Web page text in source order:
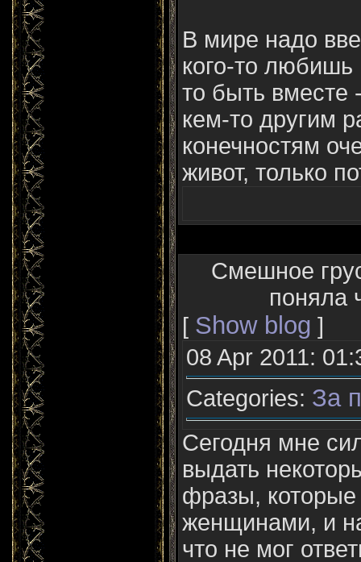
В мире надо
кого-то
то быть вместе
кем-то другим
конечностям
живот, только
Смешное
поняла
[ Show blog ]
08 Apr 2011:
Categories: За
Сегодня мне
выдать
фразы,
женщинами, и
что не мог